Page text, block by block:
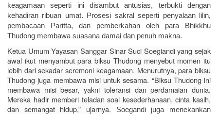
keagamaan seperti ini disambut antusias, terbukti dengan
kehadiran ribuan umat. Prosesi sakral seperti penyalaan lilin,
pembacaan Paritta, dan pemberkahan oleh para Bhikkhu
Thudong membawa suasana damai dan penuh makna.
Ketua Umum Yayasan Sanggar Sinar Suci Soegiandi yang sejak
awal ikut menyambut para biksu Thudong menyebut momen itu
lebih dari sekadar seremoni keagamaan. Menurutnya, para biksu
Thudong juga membawa misi untuk sesama. “Biksu Thudong ini
membawa misi besar, yakni toleransi dan perdamaian dunia.
Mereka hadir memberi teladan soal kesederhanaan, cinta kasih,
dan semangat hidup,” ujarnya. Soegandi juga menekankan